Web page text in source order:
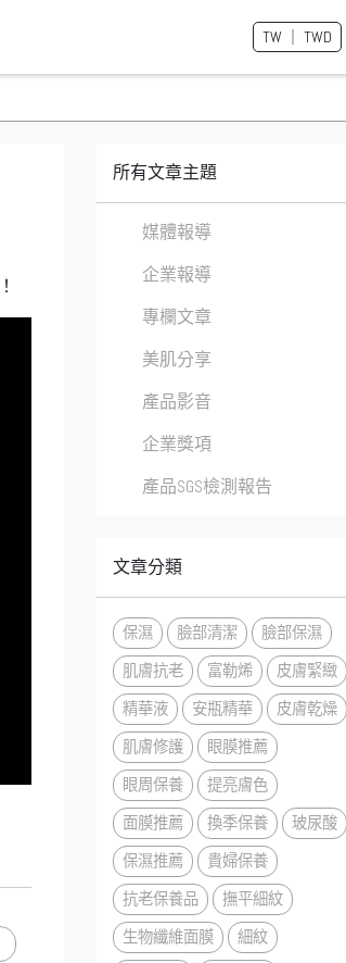
TW ｜ TWD
所有文章主題
媒體報導
企業報導
專欄文章
美肌分享
產品影音
企業獎項
產品SGS檢測報告
文章分類
保濕 臉部清潔
臉部保濕
肌膚抗老
富勒烯
皮膚緊緻
精華液
安瓶精華
皮膚乾燥
肌膚修護
眼膜推薦
眼周保養
提亮膚色
面膜推薦
換季保養
玻尿酸
保濕推薦
貴婦保養
抗老保養品
撫平細紋
生物纖維面膜
細紋